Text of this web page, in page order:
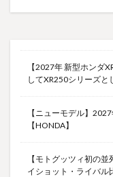
【2027年 新型ホンダ
してXR250シリーズと
【ニューモデル】
【HONDA】
【モトグッツィ初の
イショット・ライバル